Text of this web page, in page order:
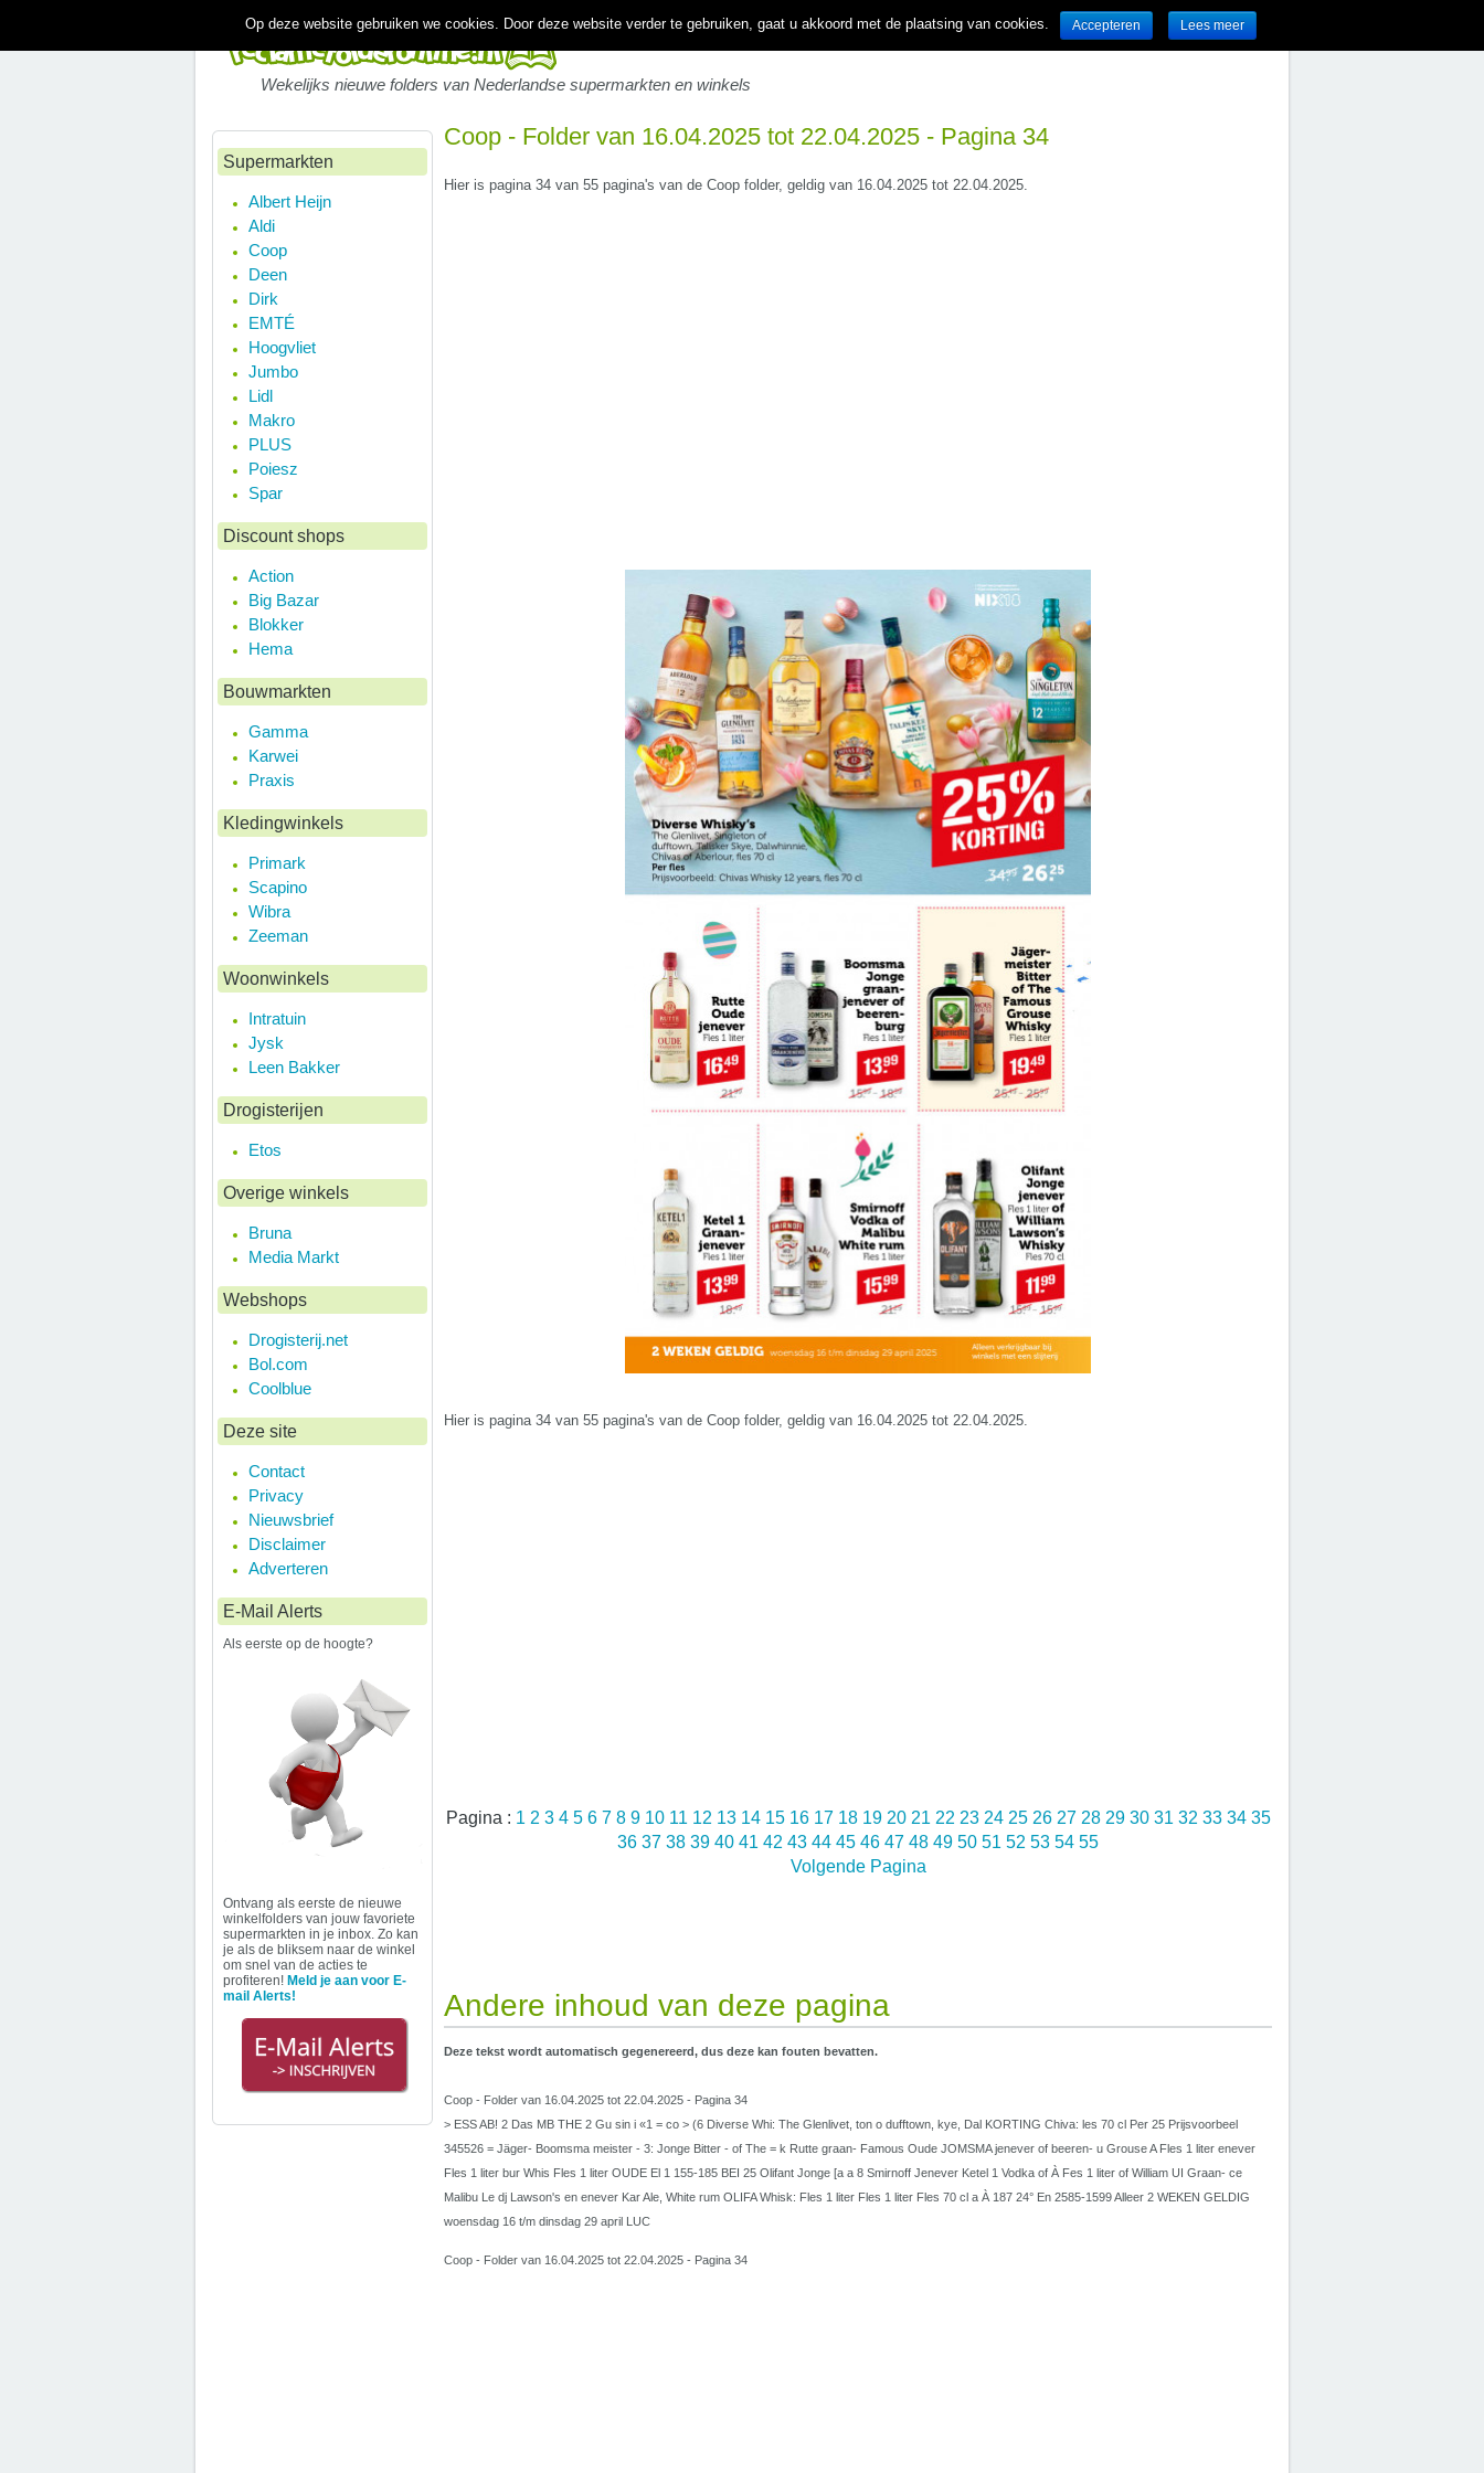
Wekelijks nieuwe folders van Nederlandse supermarkten en winkels
Coop - Folder van 16.04.2025 tot 22.04.2025 - Pagina 34
Hier is pagina 34 van 55 pagina's van de Coop folder, geldig van 16.04.2025 tot 22.04.2025.
Hier is pagina 34 van 55 pagina's van de Coop folder, geldig van 16.04.2025 tot 22.04.2025.
Pagina : 1 2 3 4 5 6 7 8 9 10 11 12 13 14 15 16 17 18 19 20 21 22 23 24 25 26 27 28 29 30 31 32 33 34 35
36 37 38 39 40 41 42 43 44 45 46 47 48 49 50 51 52 53 54 55
Volgende Pagina
Andere inhoud van deze pagina
Deze tekst wordt automatisch gegenereerd, dus deze kan fouten bevatten.
Coop - Folder van 16.04.2025 tot 22.04.2025 - Pagina 34
> ESS AB! 2 Das MB THE 2 Gu sin i «1 = co > (6 Diverse Whi: The Glenlivet, ton o dufftown, kye, Dal KORTING Chiva: les 70 cl Per 25 Prijsvoorbeel
345526 = Jäger- Boomsma meister - 3: Jonge Bitter - of The = k Rutte graan- Famous Oude JOMSMA jenever of beeren- u Grouse A Fles 1 liter enever
Fles 1 liter bur Whis Fles 1 liter OUDE El 1 155-185 BEI 25 Olifant Jonge [a a 8 Smirnoff Jenever Ketel 1 Vodka of À Fes 1 liter of William UI Graan- ce
Malibu Le dj Lawson's en enever Kar Ale, White rum OLIFA Whisk: Fles 1 liter Fles 1 liter Fles 70 cl a À 187 24° En 2585-1599 Alleer 2 WEKEN GELDIG
woensdag 16 t/m dinsdag 29 april LUC
Coop - Folder van 16.04.2025 tot 22.04.2025 - Pagina 34
Supermarkten
Albert Heijn
Aldi
Coop
Deen
Dirk
EMTÉ
Hoogvliet
Jumbo
Lidl
Makro
PLUS
Poiesz
Spar
Discount shops
Action
Big Bazar
Blokker
Hema
Bouwmarkten
Gamma
Karwei
Praxis
Kledingwinkels
Primark
Scapino
Wibra
Zeeman
Woonwinkels
Intratuin
Jysk
Leen Bakker
Drogisterijen
Etos
Overige winkels
Bruna
Media Markt
Webshops
Drogisterij.net
Bol.com
Coolblue
Deze site
Contact
Privacy
Nieuwsbrief
Disclaimer
Adverteren
E-Mail Alerts
Als eerste op de hoogte?
Ontvang als eerste de nieuwe
winkelfolders van jouw favoriete
supermarkten in je inbox. Zo kan
je als de bliksem naar de winkel
om snel van de acties te
profiteren! Meld je aan voor E-
mail Alerts!
Op deze website gebruiken we cookies. Door deze website verder te gebruiken, gaat u akkoord met de plaatsing van cookies. Accepteren Lees meer